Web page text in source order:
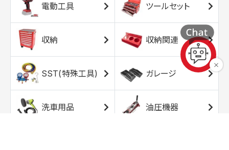
電動工具 ツールセット
収納 収納関連
SST(特殊工具) ガレージ
洗車用品 油圧機器